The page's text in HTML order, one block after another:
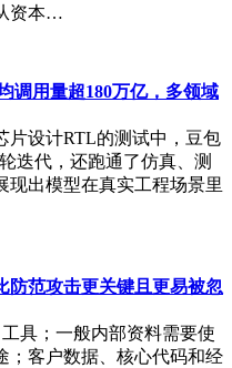
资本…
调用量超180万亿，多领域
片设计RTL的测试中，豆包
迭代，还跑通了仿真、测
现出模型在真实工程场景里
防范攻击更关键且更易被忽
具；一般内部资料需要使
；客户数据、核心代码和经